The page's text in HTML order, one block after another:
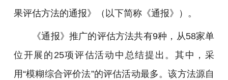
果评估方法的通报》（以下简称《通报》）。
《通报》推广的评估方法共有9种，从58家单
位开展的25项评估活动中总结提出。其中，采
用“模糊综合评价法”的评估活动最多。该方法源自